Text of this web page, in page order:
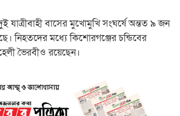
যাত্রীবাহী বাসের মুখোমুখি সংঘর্ষে অন্তত ৯ জন
নিহতদের মধ্যে কিশোরগঞ্জের চন্ডিবের
ভৈরবীও রয়েছেন।